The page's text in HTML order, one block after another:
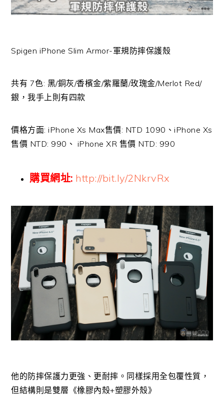
Spigen iPhone Slim Armor-軍規防摔保護殼
共有 7色: 黑/銅灰/香檳金/紫羅蘭/玫瑰金/Merlot Red/
銀，我手上則有四款
價格方面: iPhone Xs Max售價: NTD 1090、iPhone Xs
售價 NTD: 990、 iPhone XR 售價 NTD: 990
購買網址: http://bit.ly/2NkrvRx
他的防摔保護力更強、更耐摔。同樣採用全包覆性質，
但結構則是雙層《橡膠內殼+塑膠外殼》